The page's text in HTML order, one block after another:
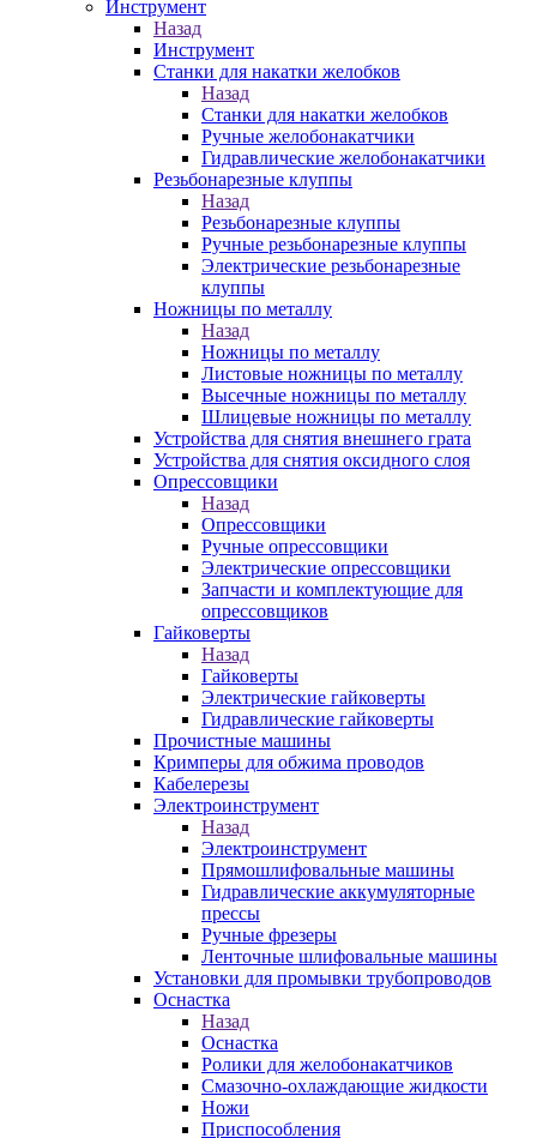
Инструмент
Назад
Инструмент
Станки для накатки желобков
Назад
Станки для накатки желобков
Ручные желобонакатчики
Гидравлические желобонакатчики
Резьбонарезные клуппы
Назад
Резьбонарезные клуппы
Ручные резьбонарезные клуппы
Электрические резьбонарезные
клуппы
Ножницы по металлу
Назад
Ножницы по металлу
Листовые ножницы по металлу
Высечные ножницы по металлу
Шлицевые ножницы по металлу
Устройства для снятия внешнего грата
Устройства для снятия оксидного слоя
Опрессовщики
Назад
Опрессовщики
Ручные опрессовщики
Электрические опрессовщики
Запчасти и комплектующие для
опрессовщиков
Гайковерты
Назад
Гайковерты
Электрические гайковерты
Гидравлические гайковерты
Прочистные машины
Кримперы для обжима проводов
Кабелерезы
Электроинструмент
Назад
Электроинструмент
Прямошлифовальные машины
Гидравлические аккумуляторные
прессы
Ручные фрезеры
Ленточные шлифовальные машины
Установки для промывки трубопроводов
Оснастка
Назад
Оснастка
Ролики для желобонакатчиков
Смазочно-охлаждающие жидкости
Ножи
Приспособления